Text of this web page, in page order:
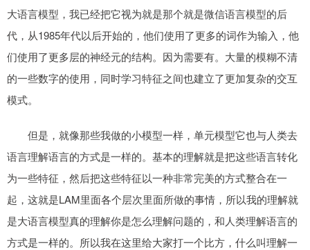
大语言模型，我已经把它视为就是那个就是微信语言模型的后
代，从1985年代以后开始的，他们使用了更多的词作为输入，他
们使用了更多层的神经元的结构。因为需要有。大量的模糊不清
的一些数字的使用，同时学习特征之间也建立了更加复杂的交互
模式。
但是，就像那些我做的小模型一样，单元模型它也与人类去
语言理解语言的方式是一样的。基本的理解就是把这些语言转化
为一些特征，然后把这些特征以一种非常完美的方式整合在一
起，这就是LAM里面各个层次里面所做的事情，所以我的理解就
是大语言模型真的理解你是怎么理解问题的，和人类理解语言的
方式是一样的。所以我在这里给大家打一个比方，什么叫理解一